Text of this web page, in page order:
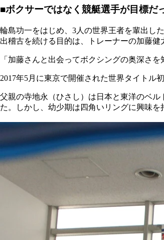
■ボクサーではなく競艇選手が目標だ
輪島功一をはじめ、3人の世界王者を輩出し
出稽古を続ける目的は、トレーナーの加藤健
「加藤さんと出会ってボクシングの奥深さ
2017年5月に東京で開催された世界タイトル
父親の寺地永（ひさし）は日本と東洋のベ
た。しかし、幼少期は四角いリングに興味